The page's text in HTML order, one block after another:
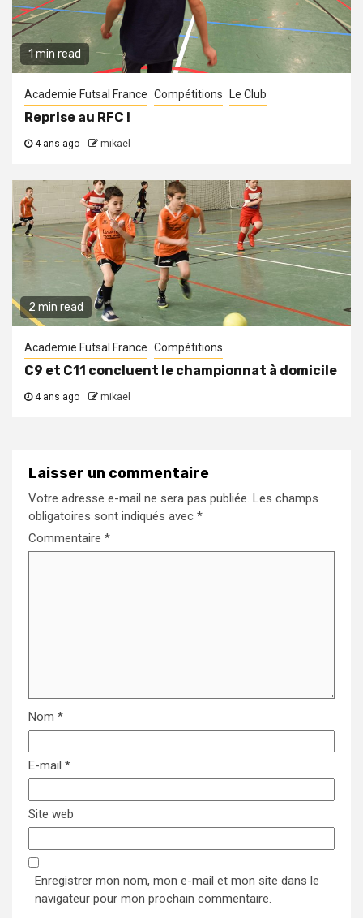
1 min read
Academie Futsal France Compétitions Le Club
Reprise au RFC !
4 ans ago mikael
2 min read
Academie Futsal France Compétitions
C9 et C11 concluent le championnat à domicile
4 ans ago mikael
Laisser un commentaire
Votre adresse e-mail ne sera pas publiée. Les champs
obligatoires sont indiqués avec *
Commentaire *
Nom *
E-mail *
Site web
Enregistrer mon nom, mon e-mail et mon site dans le
navigateur pour mon prochain commentaire.